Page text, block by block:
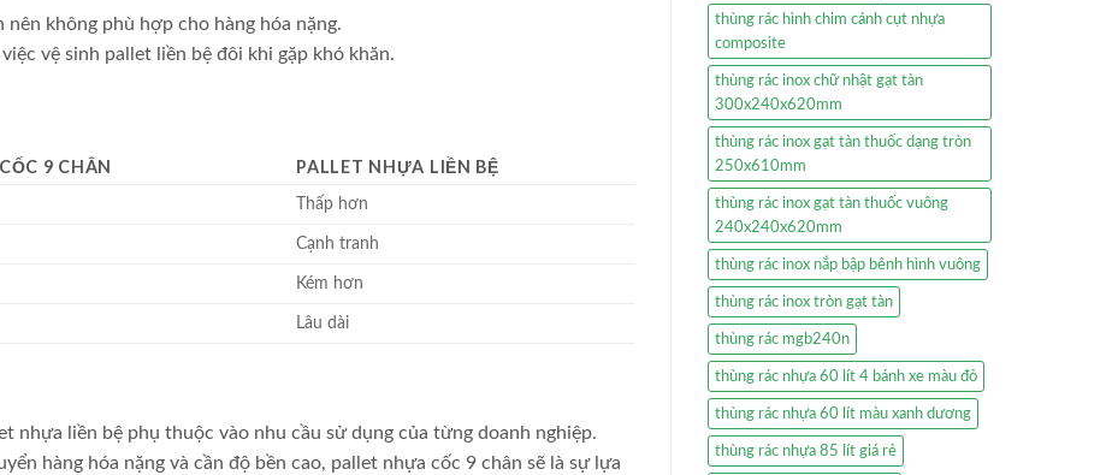
không phù hợp cho hàng hóa nặng.
vệ sinh pallet liền bệ đôi khi gặp khó khăn.
9 CHÂN PALLET NHỰA LIỀN BỆ
Thấp hơn
Cạnh tranh
Kém hơn
Lâu dài
nhựa liền bệ phụ thuộc vào nhu cầu sử dụng của từng doanh nghiệp.
hàng hóa nặng và cần độ bền cao, pallet nhựa cốc 9 chân sẽ là sự lựa
thùng rác hình chim cánh cụt nhựa
composite
thùng rác inox chữ nhật gạt tàn
300x240x620mm
thùng rác inox gạt tàn thuốc dạng tròn
250x610mm
thùng rác inox gạt tàn thuốc vuông
240x240x620mm
thùng rác inox nắp bập bênh hình vuông
thùng rác inox tròn gạt tàn
thùng rác mgb240n
thùng rác nhựa 60 lít 4 bánh xe màu đỏ
thùng rác nhựa 60 lít màu xanh dương
thùng rác nhựa 85 lít giá rẻ